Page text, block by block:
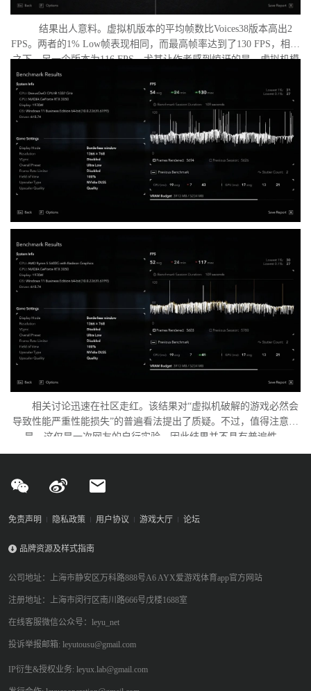
结果出人意料。虚拟机版本的平均帧数比Voices38版本高出2
FPS。两者的1% Low帧表现相同，而最高帧率达到了130 FPS，相比
之下，另一个版本为116 FPS。尤其让作者感到惊讶的是，虚拟机模
式下的优化竟如此之好。从理论上讲，额外的虚拟化层应该会给处
理器带来负担并降低性能，但实际上并没有发生这种情况。
相关讨论迅速在社区走红。该结果对“虚拟机破解的游戏必然会
导致性能严重性能损失”的普遍看法提出了质疑。不过，值得注意的
是，这仅是一次网友的自行实验，因此结果并不具有普遍性。
免责声明 隐私政策 用户协议 游戏大厅 论坛
品牌资源及样式指南
公司地址：上海市静安区万科路888号A6 AYX爱游戏体育app官方网站
注册地址：上海市闵行区南川路666号戊楼1688室
在线客服微信公众号：leyu_net
投诉举报邮箱: leyutousu@gmail.com
IP衍生&授权业务: leyux.lab@gmail.com